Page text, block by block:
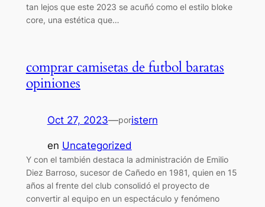
tan lejos que este 2023 se acuñó como el estilo bloke
core, una estética que…
comprar camisetas de futbol baratas
opiniones
Oct 27, 2023—poristern
en Uncategorized
Y con el también destaca la administración de Emilio
Diez Barroso, sucesor de Cañedo en 1981, quien en 15
años al frente del club consolidó el proyecto de
convertir al equipo en un espectáculo y fenómeno